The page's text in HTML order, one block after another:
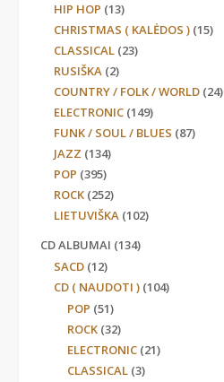
HIP HOP (13)
CHRISTMAS ( KALĖDOS ) (15)
CLASSICAL (23)
RUSIŠKA (2)
COUNTRY / FOLK / WORLD (24)
ELECTRONIC (149)
FUNK / SOUL / BLUES (87)
JAZZ (134)
POP (395)
ROCK (252)
LIETUVIŠKA (102)
CD ALBUMAI (134)
SACD (12)
CD ( NAUDOTI ) (104)
POP (51)
ROCK (32)
ELECTRONIC (21)
CLASSICAL (3)